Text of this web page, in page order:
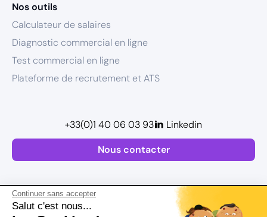
Continuer sans accepter
Salut c'est nous...
Nos outils
Calculateur de salaires
Diagnostic commercial en ligne
Test commercial en ligne
Plateforme de recrutement et ATS
Nous contacter
+33(0)1 40 06 03 93 Linkedin